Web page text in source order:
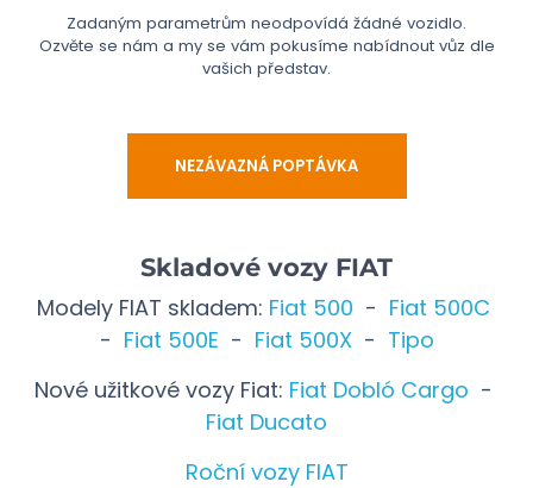
Zadaným parametrům neodpovídá žádné vozidlo.
Ozvěte se nám a my se vám pokusíme nabídnout vůz dle
vašich představ.
NEZÁVAZNÁ POPTÁVKA
Skladové vozy FIAT
Modely FIAT skladem: Fiat 500 - Fiat 500C
- Fiat 500E - Fiat 500X- Tipo
Nové užitkové vozy Fiat: Fiat Dobló Cargo -
Fiat Ducato
Roční vozy FIAT